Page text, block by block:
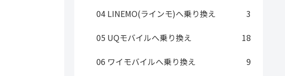
04 LINEMO(ラインモ)へ乗り換え
3
05 UQモバイルへ乗り換え
18
06 ワイモバイルへ乗り換え
9